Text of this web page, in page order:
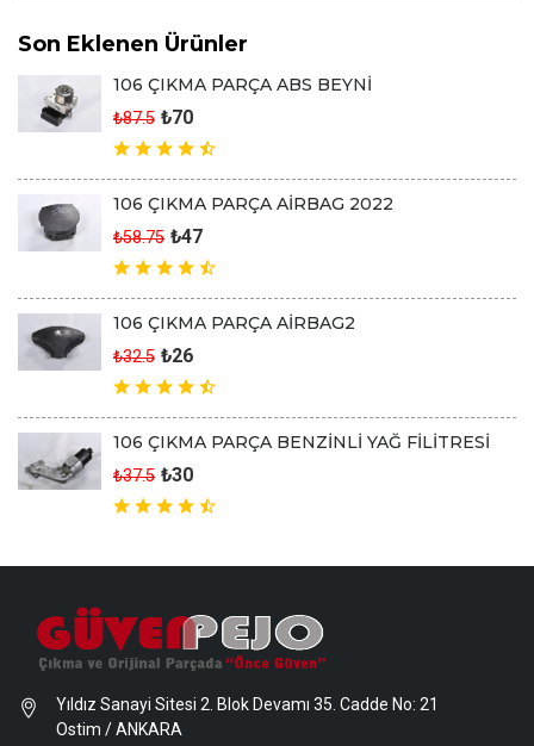
Son Eklenen Ürünler
106 ÇIKMA PARÇA ABS BEYNİ
₺87.5 ₺70
106 ÇIKMA PARÇA AİRBAG 2022
₺58.75 ₺47
106 ÇIKMA PARÇA AİRBAG2
₺32.5 ₺26
106 ÇIKMA PARÇA BENZİNLİ YAĞ FİLİTRESİ
₺37.5 ₺30
Yıldız Sanayi Sitesi 2. Blok Devamı 35. Cadde No: 21
Ostim / ANKARA